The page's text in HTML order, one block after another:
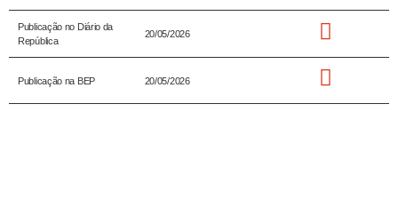
Publicação no Diário da
República
20/05/2026
Publicação na BEP 20/05/2026